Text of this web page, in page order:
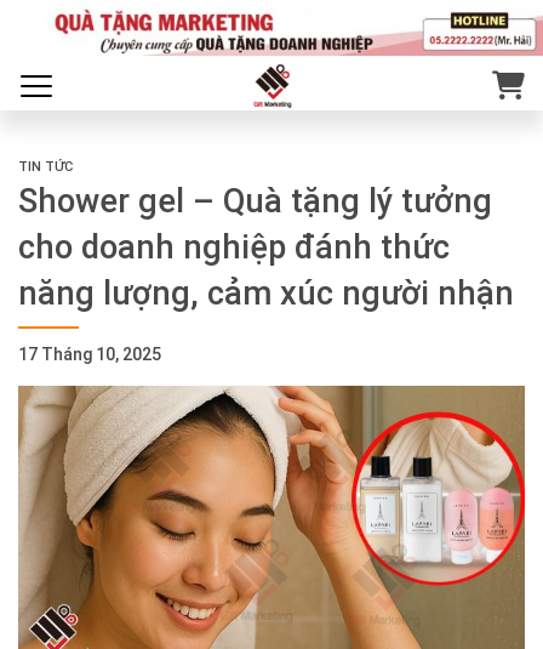
TIN TỨC
Shower gel – Quà tặng lý tưởng
cho doanh nghiệp đánh thức
năng lượng, cảm xúc người nhận
17 Tháng 10, 2025